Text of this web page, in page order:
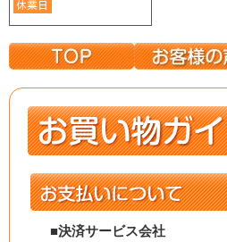
■決済サービス会社